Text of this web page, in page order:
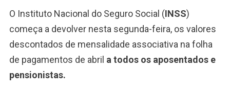
O Instituto Nacional do Seguro Social (INSS)
começa a devolver nesta segunda-feira, os valores
descontados de mensalidade associativa na folha
de pagamentos de abril a todos os aposentados e
pensionistas.